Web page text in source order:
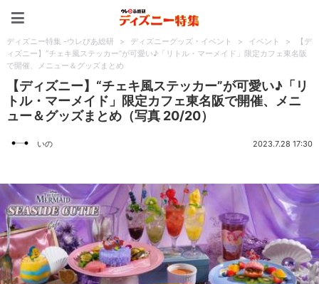
ディズニー特集 -ウレぴあ総研 > ディズニーグッズ・イベント > イベント >
【デ
ィズニー】“チェキ風ステッカー”が可愛い♪「リトル・マーメイド」限定カフェ東名阪
で開催、メニュー＆グッズまとめ
【ディズニー】“チェキ風ステッカー”が可愛い♪「リ
トル・マーメイド」限定カフェ東名阪で開催、メニ
ュー＆グッズまとめ（写真 20/20）
いの 2023.7.28 17:30